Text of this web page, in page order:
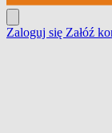
Zaloguj się Załóź